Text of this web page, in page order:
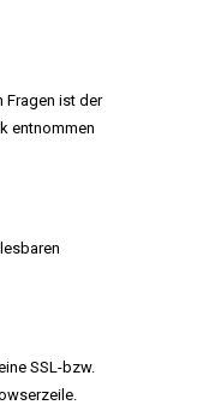
Fragen ist der
entnommen
SSL-bzw.